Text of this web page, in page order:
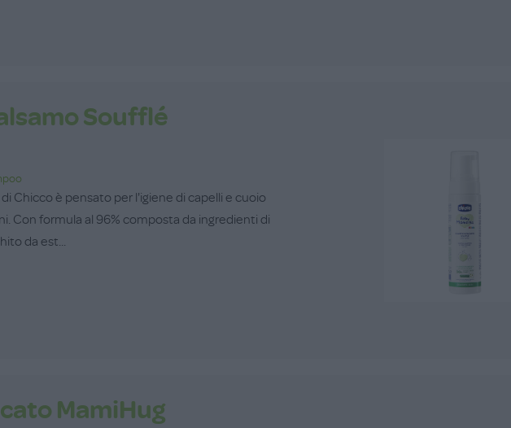
Soufflé
Chicco è pensato per l'igiene di capelli e cuoio
Con formula al 96% composta da ingredienti di
da est...
MamiHug